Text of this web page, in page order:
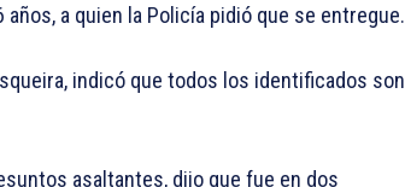
a quien la Policía pidió que se entregue.
indicó que todos los identificados son
asaltantes, dijo que fue en dos